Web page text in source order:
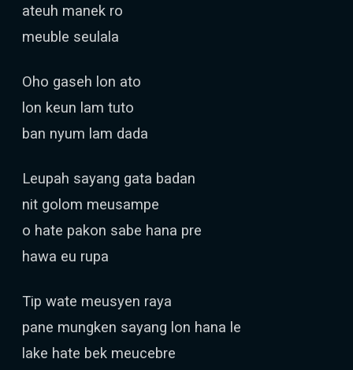
ateuh manek ro
meuble seulala
Oho gaseh lon ato
lon keun lam tuto
ban nyum lam dada
Leupah sayang gata badan
nit golom meusampe
o hate pakon sabe hana pre
hawa eu rupa
Tip wate meusyen raya
pane mungken sayang lon hana le
lake hate bek meucebre